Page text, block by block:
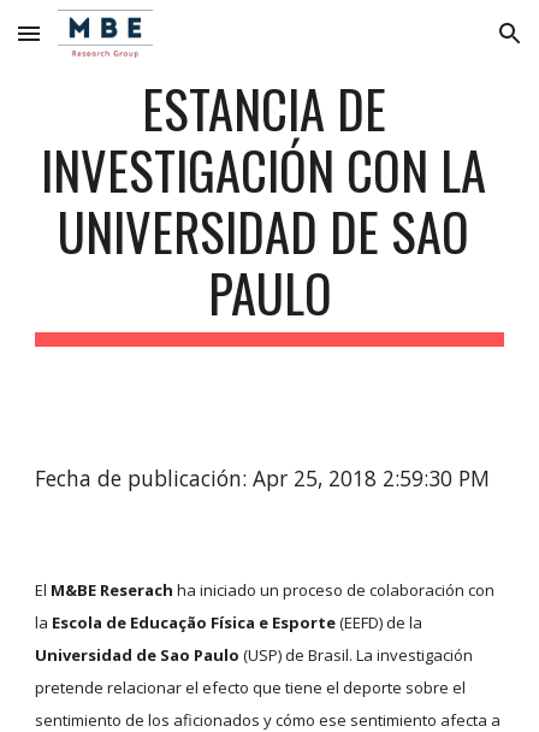
Skip to main content Skip to navigation
ESTANCIA DE
INVESTIGACIÓN CON LA
UNIVERSIDAD DE SAO
PAULO
Fecha de publicación: Apr 25, 2018 2:59:30 PM
El M&BE Reserach ha iniciado un proceso de colaboración con
la Escola de Educação Física e Esporte
Universidad de Sao Paulo (USP) de Brasil. La investigación
pretende relacionar el efecto que tiene el deporte sobre el
sentimiento de los aficionados y cómo ese sentimiento afecta a